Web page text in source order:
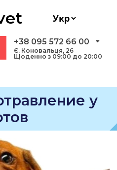
+38 095 572 66 00
Є. Коновальця, 26
Щоденно з 09:00 до 20:00
у